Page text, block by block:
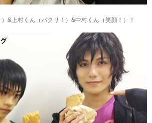
&上村くん（パクリ！）&中村くん（笑顔！）！